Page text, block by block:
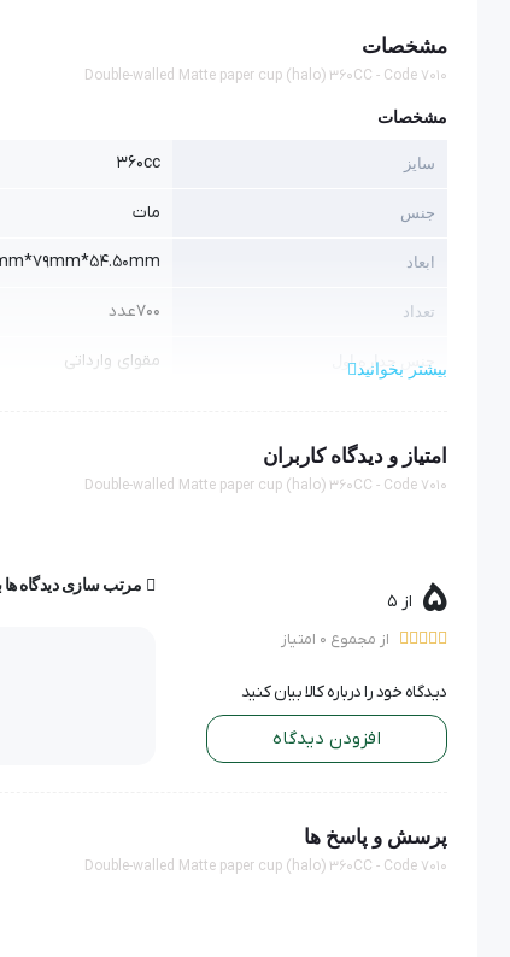
مشخصات
Double-walled Matte paper cup (halo) 360CC - Code 7010
مشخصات
سایز 360cc
جنس مات
ابعاد
تعداد 700عدد
جنس جداره اول مقوای وارداتی
گرماژ جداره اول
بیشتر بخوانید
امتیاز و دیدگاه کاربران
Double-walled Matte paper cup (halo) 360CC - Code 7010
5 از 5
از مجموع 0 امتیاز
دیدگاه خود را درباره کالا بیان کنید
افزودن دیدگاه
مرتب سازی دیدگاه
پرسش و پاسخ ها
Double-walled Matte paper cup (halo) 360CC - Code 7010